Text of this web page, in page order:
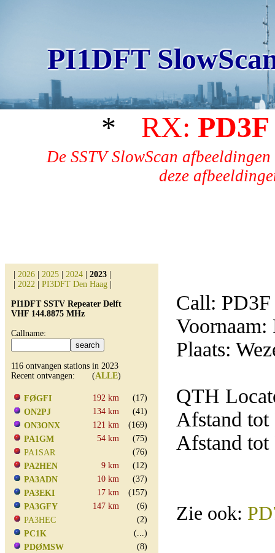
PI1DFT
* RX: PD3F
De SSTV SlowScan
deze
2026 2025 2024 2023
2022 PI3DFT Den Haag
PI1DFT SSTV Repeater Delft
VHF 144.8875 MHz
Callname:
116 ontvangen stations in 2023
Recent ontvangen: (ALLE)
FØGFI 192 km
(17)
ON2PJ
134 km
(41)
ON3ONX
121 km
(169)
PA1GM
54 km
(75)
PA1SAR
(76)
PA2HEN
9 km
(12)
PA3ADN
10 km
(37)
PA3EKI
17 km
(157)
PA3GFY
147 km
(6)
PA3HEC
(2)
PC1K
(...)
PDØMSW
(8)
Call: PD3F
Voornaam:
Plaats:
QTH
Afstand tot
Afstand tot
Zie ook: